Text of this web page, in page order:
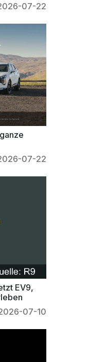
07-22
07-22
EV9,
07-10